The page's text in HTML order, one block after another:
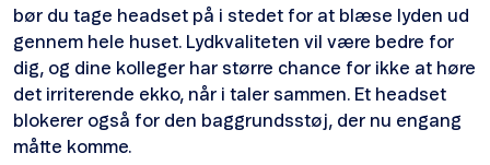
bør du tage headset på i stedet for at blæse lyden ud
gennem hele huset. Lydkvaliteten vil være bedre for
dig, og dine kolleger har større chance for ikke at høre
det irriterende ekko, når i taler sammen. Et headset
blokerer også for den baggrundsstøj, der nu engang
måtte komme.